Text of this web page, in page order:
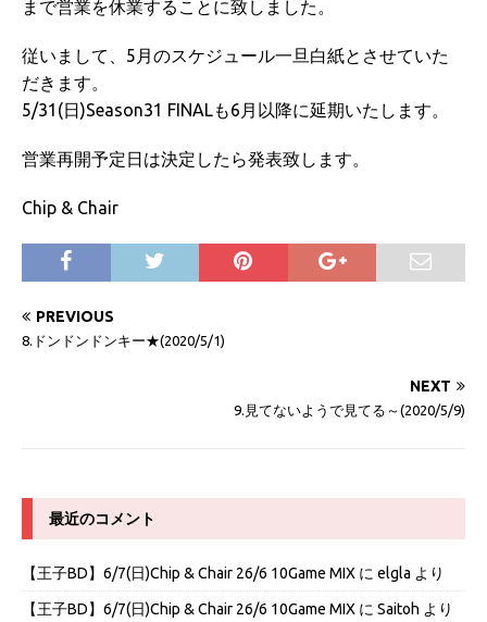
まで営業を休業することに致しました。
従いまして、5月のスケジュール一旦白紙とさせていた
だきます。
5/31(日)Season31 FINALも6月以降に延期いたします。
営業再開予定日は決定したら発表致します。
Chip & Chair
PREVIOUS
8.ドンドンドンキー★(2020/5/1)
NEXT
9.見てないようで見てる～(2020/5/9)
最近のコメント
【王子BD】6/7(日)Chip & Chair 26/6 10Game MIX に elgla より
【王子BD】6/7(日)Chip & Chair 26/6 10Game MIX に Saitoh より